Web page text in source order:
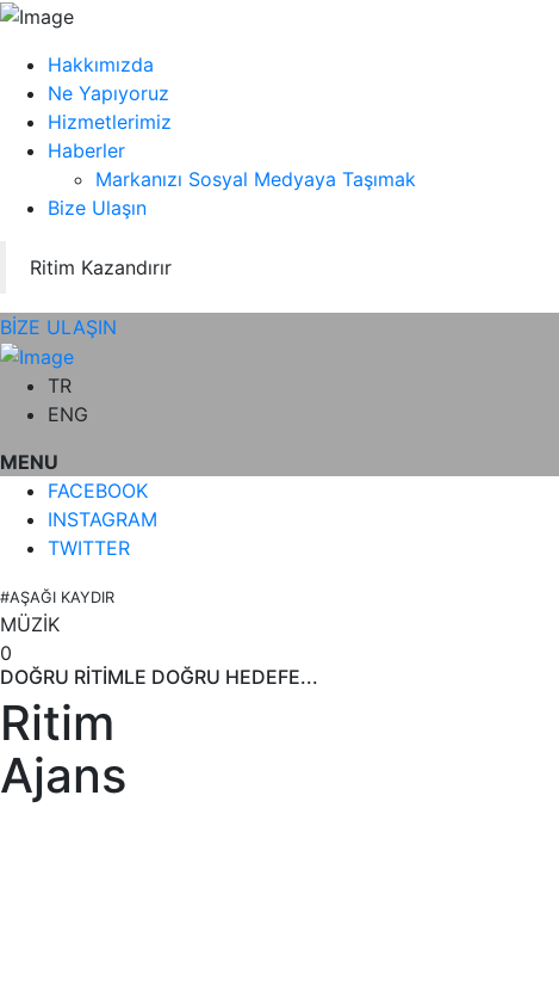
Hakkımızda
Ne Yapıyoruz
Hizmetlerimiz
Haberler
Markanızı Sosyal Medyaya Taşımak
Bize Ulaşın
Ritim Kazandırır
BİZE ULAŞIN
TR
ENG
MENU
FACEBOOK
INSTAGRAM
TWITTER
#AŞAĞI KAYDIR
MÜZİK
0
DOĞRU RİTİMLE DOĞRU HEDEFE...
Ritim
Ajans